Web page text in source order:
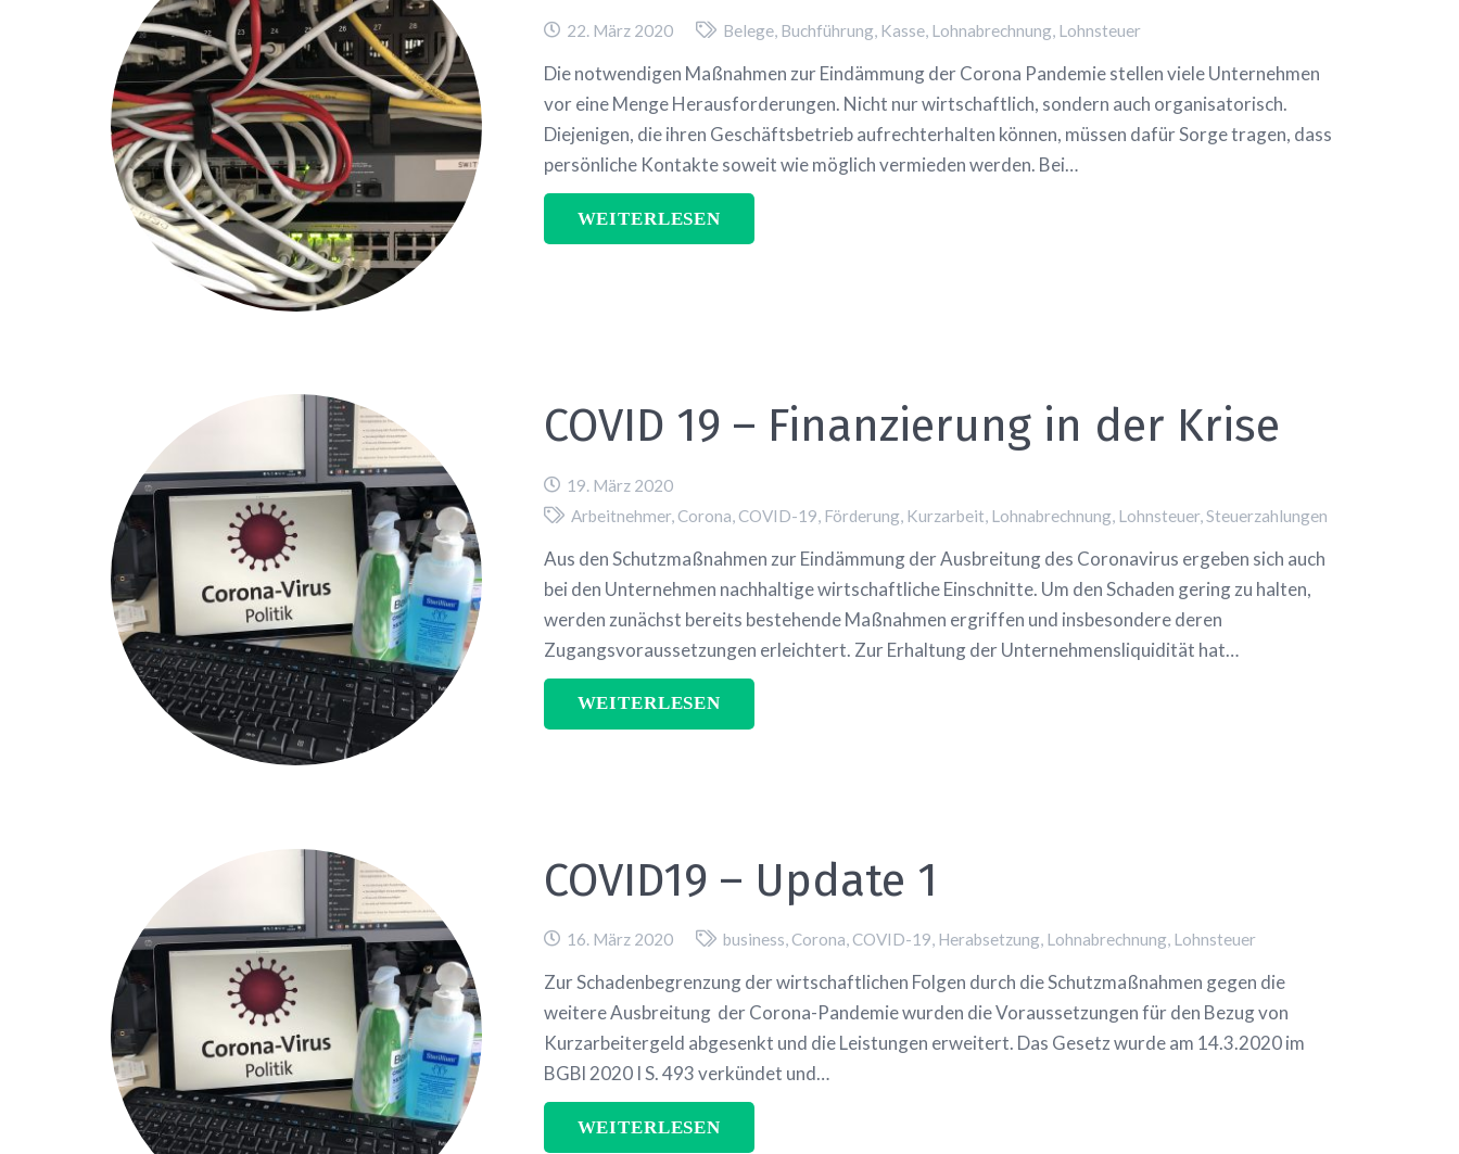
22. März 2020 Belege, Buchführung, Kasse, Lohnabrechnung, Lohnsteuer
Die notwendigen Maßnahmen zur Eindämmung der Corona Pandemie stellen viele Unternehmen
vor eine Menge Herausforderungen. Nicht nur wirtschaftlich, sondern auch organisatorisch.
Diejenigen, die ihren Geschäftsbetrieb aufrechterhalten können, müssen dafür Sorge tragen, dass
persönliche Kontakte soweit wie möglich vermieden werden. Bei…
WEITERLESEN
COVID 19 – Finanzierung in der Krise
19. März 2020
Arbeitnehmer,Corona,COVID-19, Förderung, Kurzarbeit, Lohnabrechnung, Lohnsteuer,Steuerzahlungen
Aus den Schutzmaßnahmen zur Eindämmung der Ausbreitung des Coronavirus ergeben sich auch
bei den Unternehmen nachhaltige wirtschaftliche Einschnitte. Um den Schaden gering zu halten,
werden zunächst bereits bestehende Maßnahmen ergriffen und insbesondere deren
Zugangsvoraussetzungen erleichtert. Zur Erhaltung der Unternehmensliquidität hat…
WEITERLESEN
COVID19 – Update 1
16. März 2020 business,Corona,COVID-19, Herabsetzung, Lohnabrechnung, Lohnsteuer
Zur Schadenbegrenzung der wirtschaftlichen Folgen durch die Schutzmaßnahmen gegen die
weitere Ausbreitung der Corona-Pandemie wurden die Voraussetzungen für den Bezug von
Kurzarbeitergeld abgesenkt und die Leistungen erweitert. Das Gesetz wurde am 14.3.2020 im
BGBl 2020 I S. 493 verkündet und…
WEITERLESEN